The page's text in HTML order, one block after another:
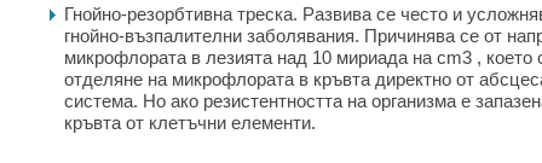
Гнойно-резорбтивна треска. Развива се често и
гнойно-възпалителни заболявания. Причинява се от
микрофлората в лезията над 10 мириада на cm3 , което
отделяне на микрофлората в кръвта директно от
система. Но ако резистентността на организма е
кръвта от клетъчни елементи.